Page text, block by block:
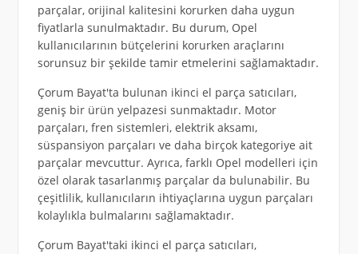
parçalar, orijinal kalitesini korurken daha uygun
fiyatlarla sunulmaktadır. Bu durum, Opel
kullanıcılarının bütçelerini korurken araçlarını
sorunsuz bir şekilde tamir etmelerini sağlamaktadır.
Çorum Bayat'ta bulunan ikinci el parça satıcıları,
geniş bir ürün yelpazesi sunmaktadır. Motor
parçaları, fren sistemleri, elektrik aksamı,
süspansiyon parçaları ve daha birçok kategoriye ait
parçalar mevcuttur. Ayrıca, farklı Opel modelleri için
özel olarak tasarlanmış parçalar da bulunabilir. Bu
çeşitlilik, kullanıcıların ihtiyaçlarına uygun parçaları
kolaylıkla bulmalarını sağlamaktadır.
Çorum Bayat'taki ikinci el parça satıcıları,